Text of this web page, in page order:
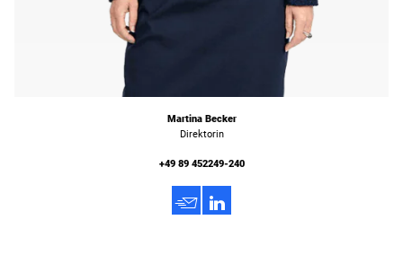
Martina Becker
Direktorin
+49 89 452249-240
h 3